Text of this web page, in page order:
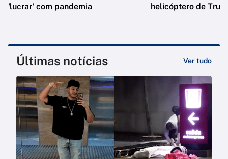
'lucrar' com pandemia
helicóptero de
Últimas notícias Ver tudo